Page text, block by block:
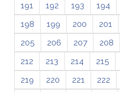
191
192 193 194
198
199 200 201
205
206 207 208
212
213 214 215
219
220 221 222